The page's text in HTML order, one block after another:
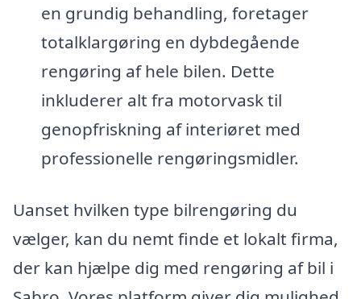
en grundig behandling, foretager
totalklargøring en dybdegående
rengøring af hele bilen. Dette
inkluderer alt fra motorvask til
genopfriskning af interiøret med
professionelle rengøringsmidler.
Uanset hvilken type bilrengøring du
vælger, kan du nemt finde et lokalt firma,
der kan hjælpe dig med rengøring af bil i